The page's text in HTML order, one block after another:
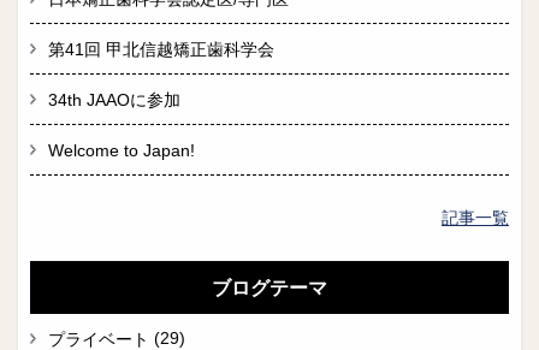
第41回 甲北信越矯正歯科学会
34th JAAOに参加
Welcome to Japan!
記事一覧
ブログテーマ
プライベート (29)